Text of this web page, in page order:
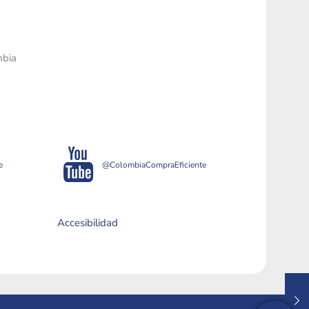
@ColombiaCompraEficiente
Accesibilidad